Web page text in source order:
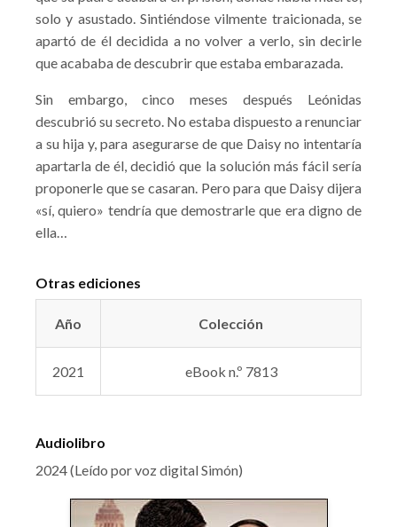
solo y asustado. Sintiéndose vilmente traicionada, se
apartó de él decidida a no volver a verlo, sin decirle
que acababa de descubrir que estaba embarazada.
Sin embargo, cinco meses después Leónidas
descubrió su secreto. No estaba dispuesto a renunciar
a su hija y, para asegurarse de que Daisy no intentaría
apartarla de él, decidió que la solución más fácil sería
proponerle que se casaran. Pero para que Daisy dijera
«sí, quiero» tendría que demostrarle que era digno de
ella…
Otras ediciones
Año Colección
2021 eBook n.º 7813
Audiolibro
2024 (Leído por voz digital Simón)